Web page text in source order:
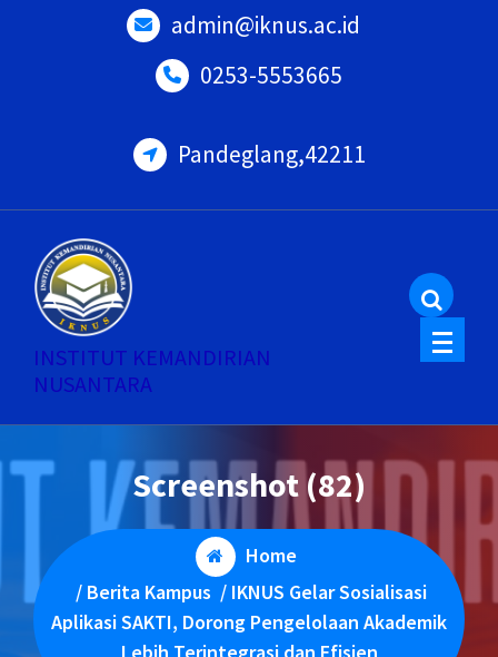
admin@iknus.ac.id
0253-5553665
Pandeglang,42211
INSTITUT KEMANDIRIAN
NUSANTARA
Screenshot (82)
Home
/ Berita Kampus / IKNUS Gelar Sosialisasi
Aplikasi SAKTI, Dorong Pengelolaan Akademik